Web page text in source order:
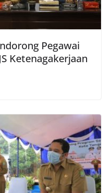
Pegawai
Ketenagakerjaan